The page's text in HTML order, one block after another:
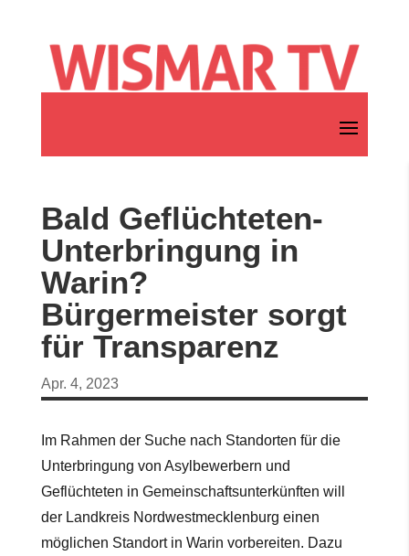
Bald Geflüchteten-
Unterbringung in
Warin?
Bürgermeister sorgt
für Transparenz
Apr. 4, 2023
Im Rahmen der Suche nach Standorten für die
Unterbringung von Asylbewerbern und
Geflüchteten in Gemeinschaftsunterkünften will
der Landkreis Nordwestmecklenburg einen
möglichen Standort in Warin vorbereiten. Dazu